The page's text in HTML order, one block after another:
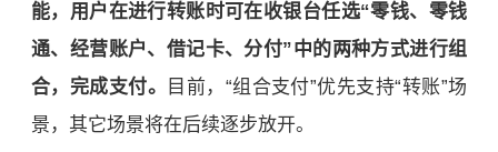
能，用户在进行转账时可在收银台任选“零钱、零钱
通、经营账户、借记卡、分付”中的两种方式进行组
合，完成支付。
目前，“组合支付”优先支持“转账”场
景，其它场景将在后续逐步放开。